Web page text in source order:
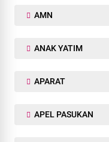
AMN
ANAK YATIM
APARAT
APEL PASUKAN